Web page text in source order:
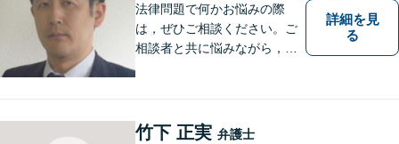
法律問題で何かお悩みの際
は，ぜひご相談ください。ご
相談者と共に悩みながら，い
詳細を見
る
竹下 正実 弁護士